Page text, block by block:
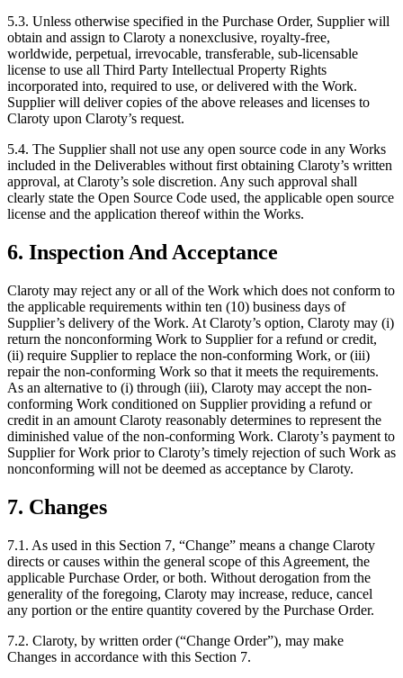
5.3. Unless otherwise specified in the Purchase Order, Supplier will
obtain and assign to Claroty a nonexclusive, royalty-free,
worldwide, perpetual, irrevocable, transferable, sub-licensable
license to use all Third Party Intellectual Property Rights
incorporated into, required to use, or delivered with the Work.
Supplier will deliver copies of the above releases and licenses to
Claroty upon Claroty’s request.
5.4. The Supplier shall not use any open source code in any Works
included in the Deliverables without first obtaining Claroty’s written
approval, at Claroty’s sole discretion. Any such approval shall
clearly state the Open Source Code used, the applicable open source
license and the application thereof within the Works.
6. Inspection And Acceptance
Claroty may reject any or all of the Work which does not conform to
the applicable requirements within ten (10) business days of
Supplier’s delivery of the Work. At Claroty’s option, Claroty may (i)
return the nonconforming Work to Supplier for a refund or credit,
(ii) require Supplier to replace the non-conforming Work, or (iii)
repair the non-conforming Work so that it meets the requirements.
As an alternative to (i) through (iii), Claroty may accept the non-
conforming Work conditioned on Supplier providing a refund or
credit in an amount Claroty reasonably determines to represent the
diminished value of the non-conforming Work. Claroty’s payment to
Supplier for Work prior to Claroty’s timely rejection of such Work as
nonconforming will not be deemed as acceptance by Claroty.
7. Changes
7.1. As used in this Section 7, “Change” means a change Claroty
directs or causes within the general scope of this Agreement, the
applicable Purchase Order, or both. Without derogation from the
generality of the foregoing, Claroty may increase, reduce, cancel
any portion or the entire quantity covered by the Purchase Order.
7.2. Claroty, by written order (“Change Order”), may make
Changes in accordance with this Section 7.